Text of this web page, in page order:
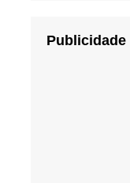
Publicidade